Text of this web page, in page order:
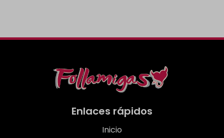
Enlaces rápidos
Inicio